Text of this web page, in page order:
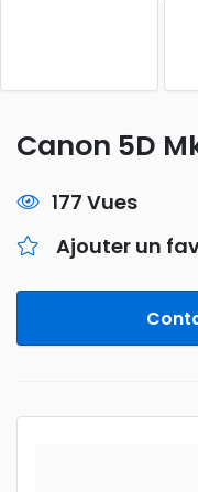
Canon 5D
177 Vues
Ajouter un